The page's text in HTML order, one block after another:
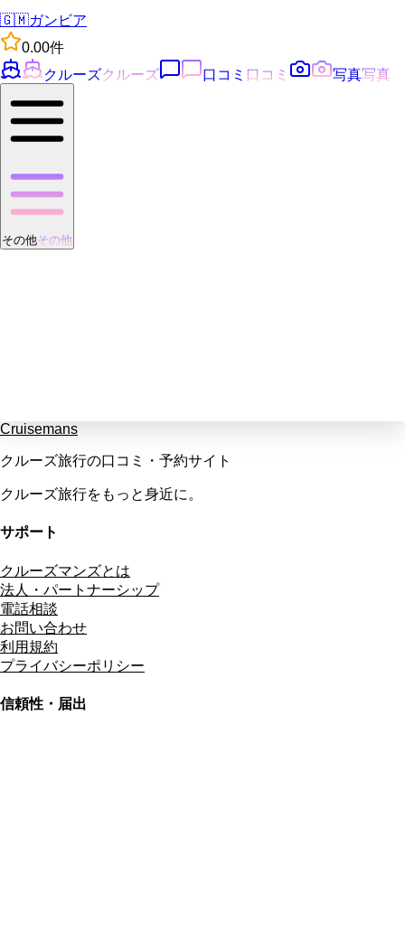
🇬🇲ガンビア
0.00件
クルーズクルーズ 口コミ 口コミ 写真写真
その他その他
Cruisemans
クルーズ旅行の口コミ・予約サイト
クルーズ旅行をもっと身近に。
サポート
クルーズマンズとは
法人・パートナーシップ
電話相談
お問い合わせ
利用規約
プライバシーポリシー
信頼性・届出